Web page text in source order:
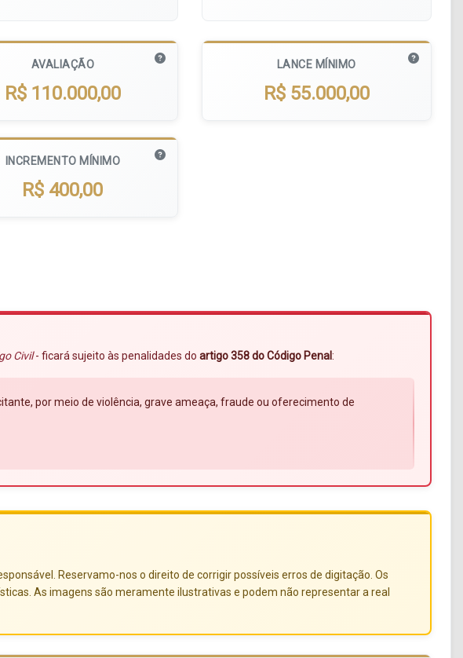
AVALIAÇÃO
R$ 110.000,00
LANCE MÍNIMO
R$ 55.000,00
INCREMENTO MÍNIMO
R$ 400,00
Civil- ficará sujeito às penalidades do artigo 358 do Código Penal:
por meio de violência, grave ameaça, fraude ou oferecimento de
Reservamo-nos o direito de corrigir possíveis erros de digitação. Os
As imagens são meramente ilustrativas e podem não representar a real